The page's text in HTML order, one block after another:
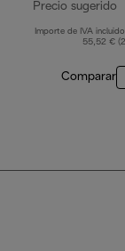
Precio sugerido
Importe de IVA
55,52 €
Comparar